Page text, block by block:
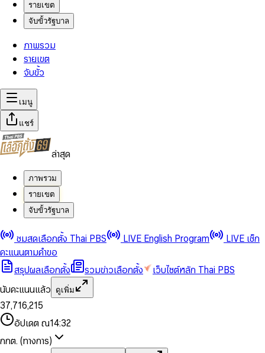
รายเขต
จับขั้วรัฐบาล
ภาพรวม
รายเขต
จับขั้ว
เมนู
แชร์
ล่าสุด
ภาพรวม
รายเขต
จับขั้วรัฐบาล
ชมสดเลือกตั้ง Thai PBS LIVE English Program
LIVE เช็ก
คะแนนตามคำขอ
สรุปผลเลือกตั้ง
รวมข่าวเลือกตั้ง
เว็บไซต์หลัก Thai PBS
นับคะแนนแล้ว
ดูเพิ่ม
0
1
2
3
4
5
6
0
1
2
3
4
5
6
7
8
9
,
0
1
2
4
6
7
8
9
0
1
2
3
4
5
0
1
3
5
6
7
8
9
,
1
2
4
5
0
1
3
4
0
2
3
4
5
7
8
อัปเดต ณ14:32
กกต. (ทางการ)
0
0
1
2
4
0
1
2
4
0
1
3
0
2